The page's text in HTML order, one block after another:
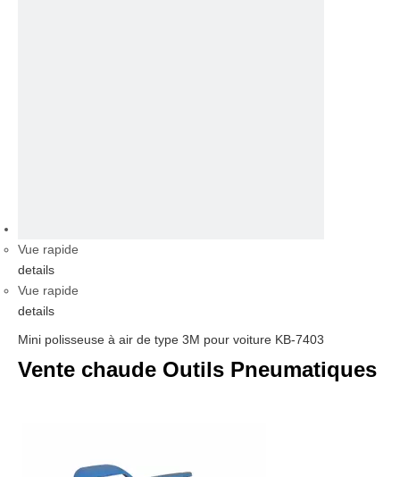
Vue rapide
details
Vue rapide
details
Mini polisseuse à air de type 3M pour voiture KB-7403
Vente chaude Outils Pneumatiques